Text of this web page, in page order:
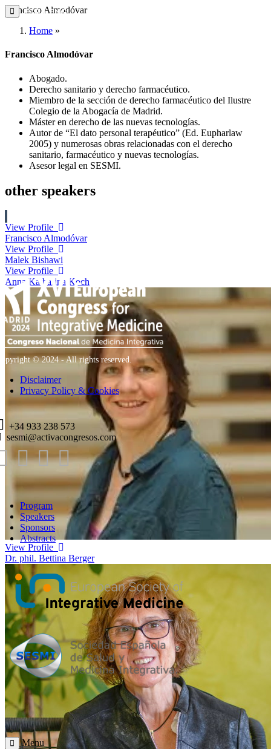
ESP ENG
Francisco Almodóvar
Home »
Francisco Almodóvar
Abogado.
Derecho sanitario y derecho farmacéutico.
Miembro de la sección de derecho farmacéutico del Ilustre
Colegio de la Abogacía de Madrid.
Máster en derecho de las nuevas tecnologías.
Autor de “El dato personal terapéutico” (Ed. Eupharlaw
2005) y numerosas obras relacionadas con el derecho
sanitario, farmacéutico y nuevas tecnologías.
Asesor legal en SESMI.
other speakers
View Profile
Francisco Almodóvar
View Profile
Malek Bishawi
View Profile
Anna Katharina Koch
View Profile
Dr. phil. Bettina Berger
© 2024 - All rights reserved.
Disclaimer
Privacy Policy & Cookies
+34 933 238 573
sesmi@activacongresos.com
Program
Speakers
Sponsors
Abstracts
Menu